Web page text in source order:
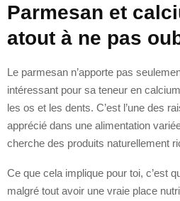
Parmesan et
atout à ne pas
Le parmesan n’apporte pas
intéressant pour sa teneur en
les os et les dents. C’est l’une des
apprécié dans une alimentation
cherche des produits naturellement
Ce que cela implique pour toi, c’est
malgré tout avoir une vraie place